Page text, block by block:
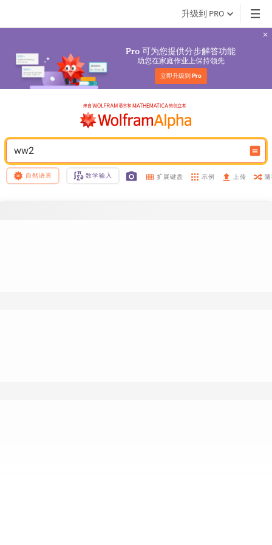
升级到 PRO
Pro 可为您提供分步解答功能
助您在家庭作业上保持领先
立即升级到 Pro
ww2
自然语言 数学输入 扩展键盘 示例 上传